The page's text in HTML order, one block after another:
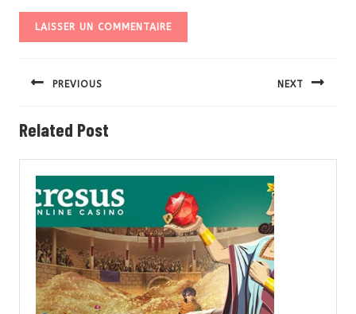
de
PREVIOUS
post:
NEXT
Related Post